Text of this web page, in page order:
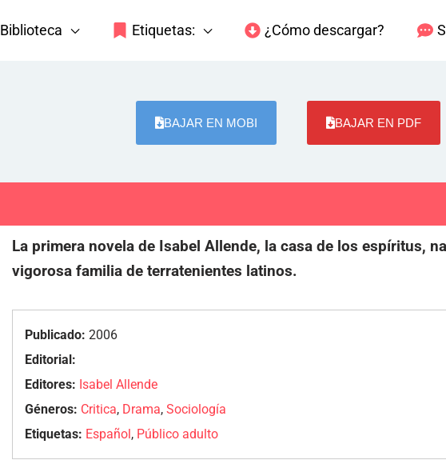
Biblioteca Etiquetas: ¿Cómo descargar?
BAJAR EN MOBI BAJAR EN PDF
La primera novela de Isabel Allende, la casa de los espíritus,
vigorosa familia de terratenientes latinos.
Publicado: 2006
Editorial:
Editores: Isabel Allende
Géneros: Critica, Drama,Sociología
Etiquetas: Español, Público adulto